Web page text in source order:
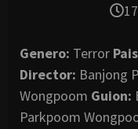
Genero: Terror
Director: Banjong
Wongpoom Guion:
Parkpoom